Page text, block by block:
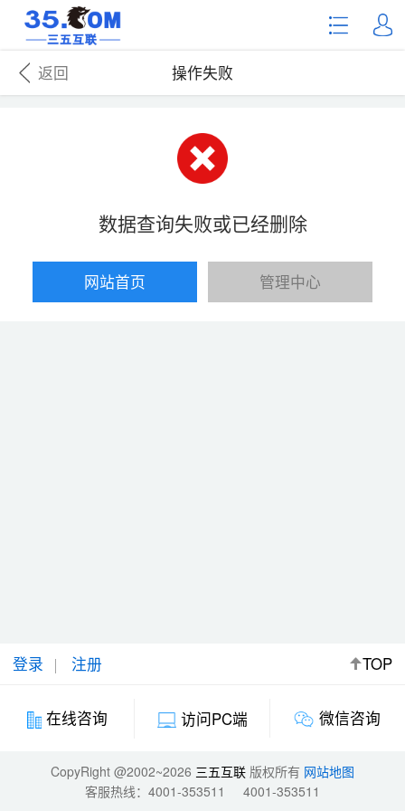
操作失败
返回
数据查询失败或已经删除
网站首页 管理中心
登录 注册 TOP
在线咨询 访问PC端 微信咨询
CopyRight @2002~2026 三五互联 版权所有 网站地图
客服热线： 4001-353511 4001-353511